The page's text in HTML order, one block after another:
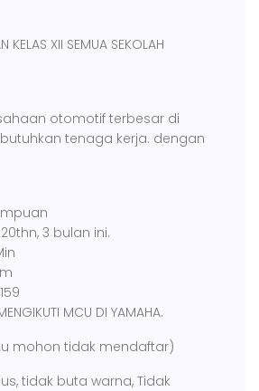
KELAS XII SEMUA SEKOLAH
otomotif terbesar di
tenaga kerja. dengan
3 bulan ini.
MCU DI YAMAHA.
mohon tidak mendaftar)
tidak buta warna, Tidak